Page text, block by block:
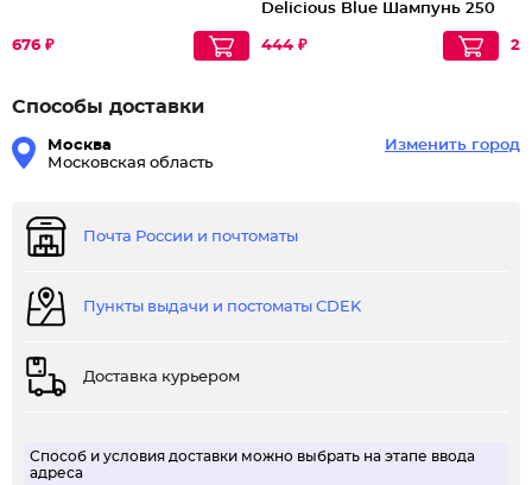
676 ₽
Delicious Blue Шампунь 250
мл
444 ₽
Способы доставки
Москва
Московская область
Изменить город
Почта России и почтоматы
Пункты выдачи и постоматы CDEK
Доставка курьером
Способ и условия доставки можно выбрать на этапе ввода
адреса